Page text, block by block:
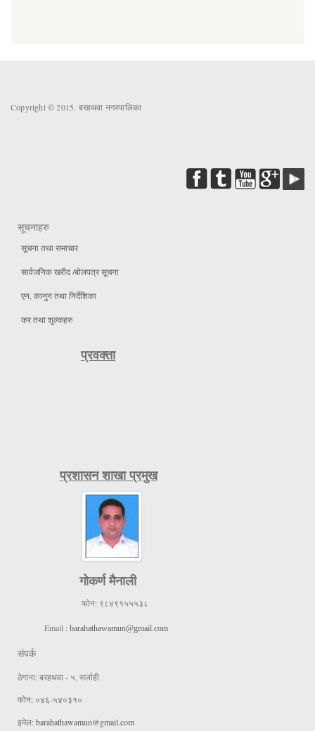
Copyright © 2015. बरहथवा नगरपालिका
सूचनाहरु
सूचना तथा समाचार
सार्वजनिक खरीद /बोलपत्र सूचना
एन, कानुन तथा निर्देशिका
कर तथा शुल्कहरु
प्रवक्ता
प्रशासन शाखा प्रमुख
गोकर्ण मैनाली
फोन: ९८४९१५५५३८
Email : barahathawamun@gmail.com
संपर्क
ठेगाना: बरहथवा - ५, सर्लाही
फोन: ०४६-५४०३१०
इमेल: barahathawamun@gmail.com